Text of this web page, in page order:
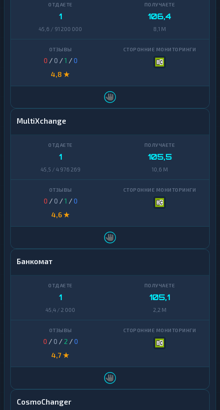
1
45,6 / 91 200 000
106,4
8,1 M
0 / 0 /1 /0
4,8 ★
MultiXchange
1
45,5 / 4 976 269
105,5
10,6 M
0 / 0 /1 /0
4,6 ★
Банкомат
1
45,4 / 2 000
105,1
2,2 M
0 / 0 / 2 /0
4,7 ★
CosmoChanger